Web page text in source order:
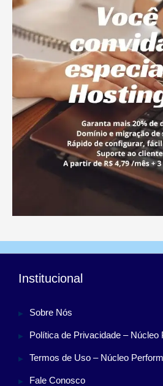
Institucional
Sobre Nós
Política de Privacidade – Núcleo
Termos de Uso – Núcleo
Fale Conosco